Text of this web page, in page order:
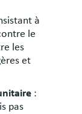
à
le
les
et
:
pas